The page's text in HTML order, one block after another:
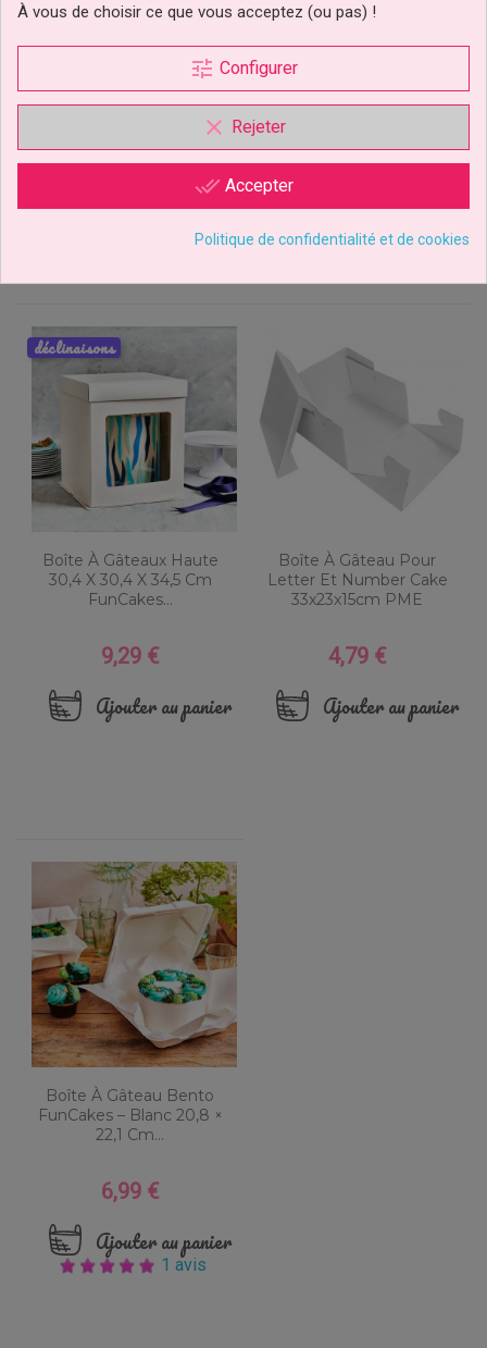
Feuilles De Papier Sulfurisé
25x25 Cm Pk/50 FunCakes
Ajouter au panier
Boîte À Bûche Collection
Polaire Tailles Au Choix
base
-35%
Ajouter au panier
Boîte À Gâteaux Haute
30,4 X 30,4 X 34,5 Cm
FunCakes...
Prix
9,29 €
Ajouter au panier
déclinaisons
Boîte À Gâteau Pour
Letter Et Number Cake
33x23x15cm PME
Prix
4,79 €
Ajouter au panier
Boîte À Gâteau Bento
FunCakes – Blanc 20,8 ×
22,1 Cm...
Prix
6,99 €
Ajouter au panier
1 avis
À vous de choisir ce que vous acceptez (ou pas) !
tune Configurer
clear Rejeter
done_all Accepter
Politique de confidentialité et de cookies